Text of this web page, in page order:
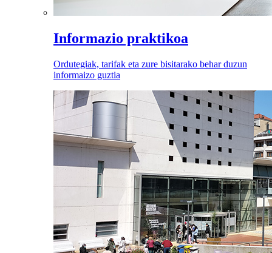
Informazio praktikoa
Ordutegiak, tarifak eta zure bisitarako behar duzun
informaizo guztia